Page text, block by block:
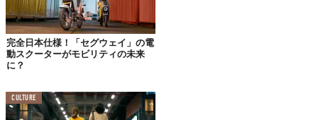
最大の特徴はパッケージ。
厳格な生態学と社会的原則のもとで管理されている森林や農園に
完全日本仕様！「セグウェイ」の電
動スクーターがモビリティの未来
に？
CULTURE